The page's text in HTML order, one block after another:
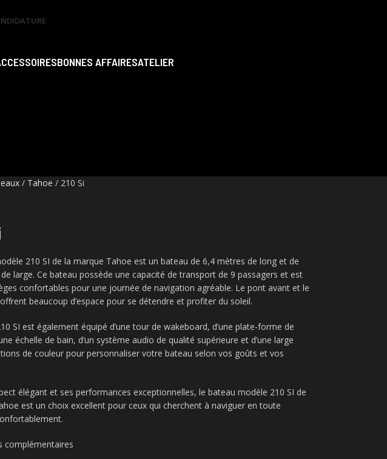
BONNES AFFAIRESATELIER
Tahoe 210 Si
210 SI de la marque Tahoe est un bateau de 6,4 mètres de long et de
large. Ce bateau possède une capacité de transport de 9 passagers et est
confortables pour une journée de navigation agréable. Le pont avant et le
beaucoup d’espace pour se détendre et profiter du soleil.
SI est également équipé d’une tour de wakeboard, d’une plate-forme de
échelle de bain, d’un système audio de qualité supérieure et d’une large
de couleur pour personnaliser votre bateau selon vos goûts et vos
élégant et ses performances exceptionnelles, le bateau modèle 210 SI de
est un choix excellent pour ceux qui cherchent à naviguer en toute
complémentaires